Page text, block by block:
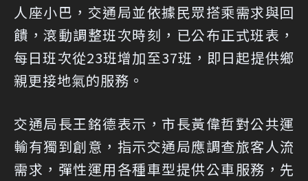
人座小巴，交通局並依據民眾搭乘需求與回
饋，滾動調整班次時刻，已公布正式班表，
每日班次從23班增加至37班，即日起提供鄉
親更接地氣的服務。
交通局長王銘德表示，市長黃偉哲對公共運
輸有獨到創意，指示交通局應調查旅客人流
需求，彈性運用各種車型提供公車服務，先